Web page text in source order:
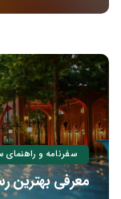
سفرنامه و راهنمای
معرفی بهترین